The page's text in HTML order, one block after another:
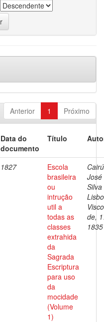
Anterior 1 Próximo
Data do
documento
Título
1827
Escola
brasileira
ou
intrução
util a
todas as
classes
extrahida
da
Sagrada
Escriptura
para uso
da
mocidade
(Volume
1)
José
Silva
de,
1835